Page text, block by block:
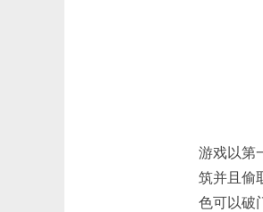
游戏以第
筑并且偷
色可以破